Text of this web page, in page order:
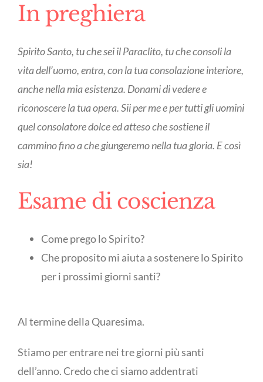
In preghiera
Spirito Santo, tu che sei il Paraclito, tu che consoli la
vita dell’uomo, entra, con la tua consolazione interiore,
anche nella mia esistenza. Donami di vedere e
riconoscere la tua opera. Sii per me e per tutti gli uomini
quel consolatore dolce ed atteso che sostiene il
cammino fino a che giungeremo nella tua gloria. E così
sia!
Esame di coscienza
Come prego lo Spirito?
Che proposito mi aiuta a sostenere lo Spirito
per i prossimi giorni santi?
Al termine della Quaresima.
Stiamo per entrare nei tre giorni più santi
dell’anno. Credo che ci siamo addentrati